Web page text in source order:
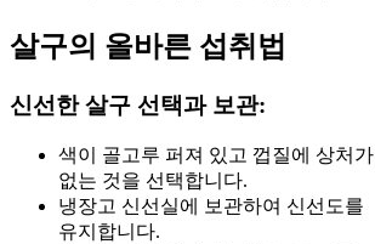
살구의 올바른 섭취법
신선한 살구 선택과 보관:
색이 골고루 퍼져 있고 껍질에 상처가
없는 것을 선택합니다.
냉장고 신선실에 보관하여 신선도를
유지합니다.